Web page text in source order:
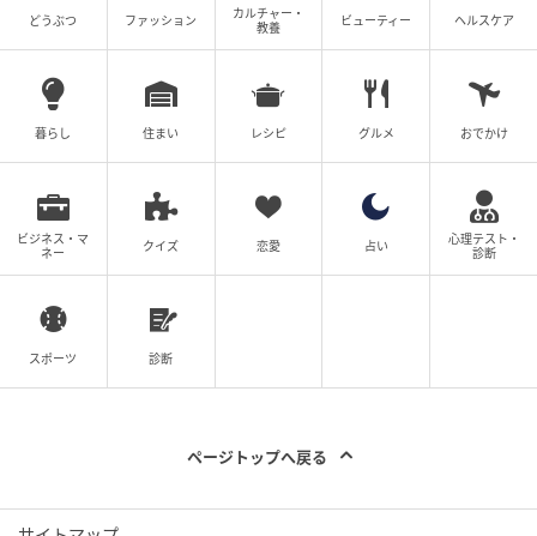
左上／ボールポーチ￥18,700（マークアンドロナ／マ
ークアンドロナ 青山店）右上／ボールポーチ￥4,950
(ディセンバーメイ／パープルデザイン）
左下／ボールタオル￥3,850（ディセンバーメイ／パー
プルデザイン）右下／ティーホルダー￥2,750(ルコッ
クスポルティフゴルフ)
ショップリスト
撮影／水田 学(NOSTY) スタイリスト／林かよ モデル／
石井エミリー ヘア＆メイク／Tomo Tamura(Perle) 構
成／武田麻衣子 クラブ協力／ゼクシオ14 レディス（ダ
春に買い足したいポップ＆スポーティなラウ
ンドバッグ
first appeared onRegina（レジーナ）
どうぶつ ファッション
カルチャー・
教養
ビューティー ヘルスケア
暮らし 住まい レシピ グルメ おでかけ
ビジネス・マ
ネー
クイズ 恋愛 占い
心理テスト・
診断
スポーツ 診断
ページトップへ戻る